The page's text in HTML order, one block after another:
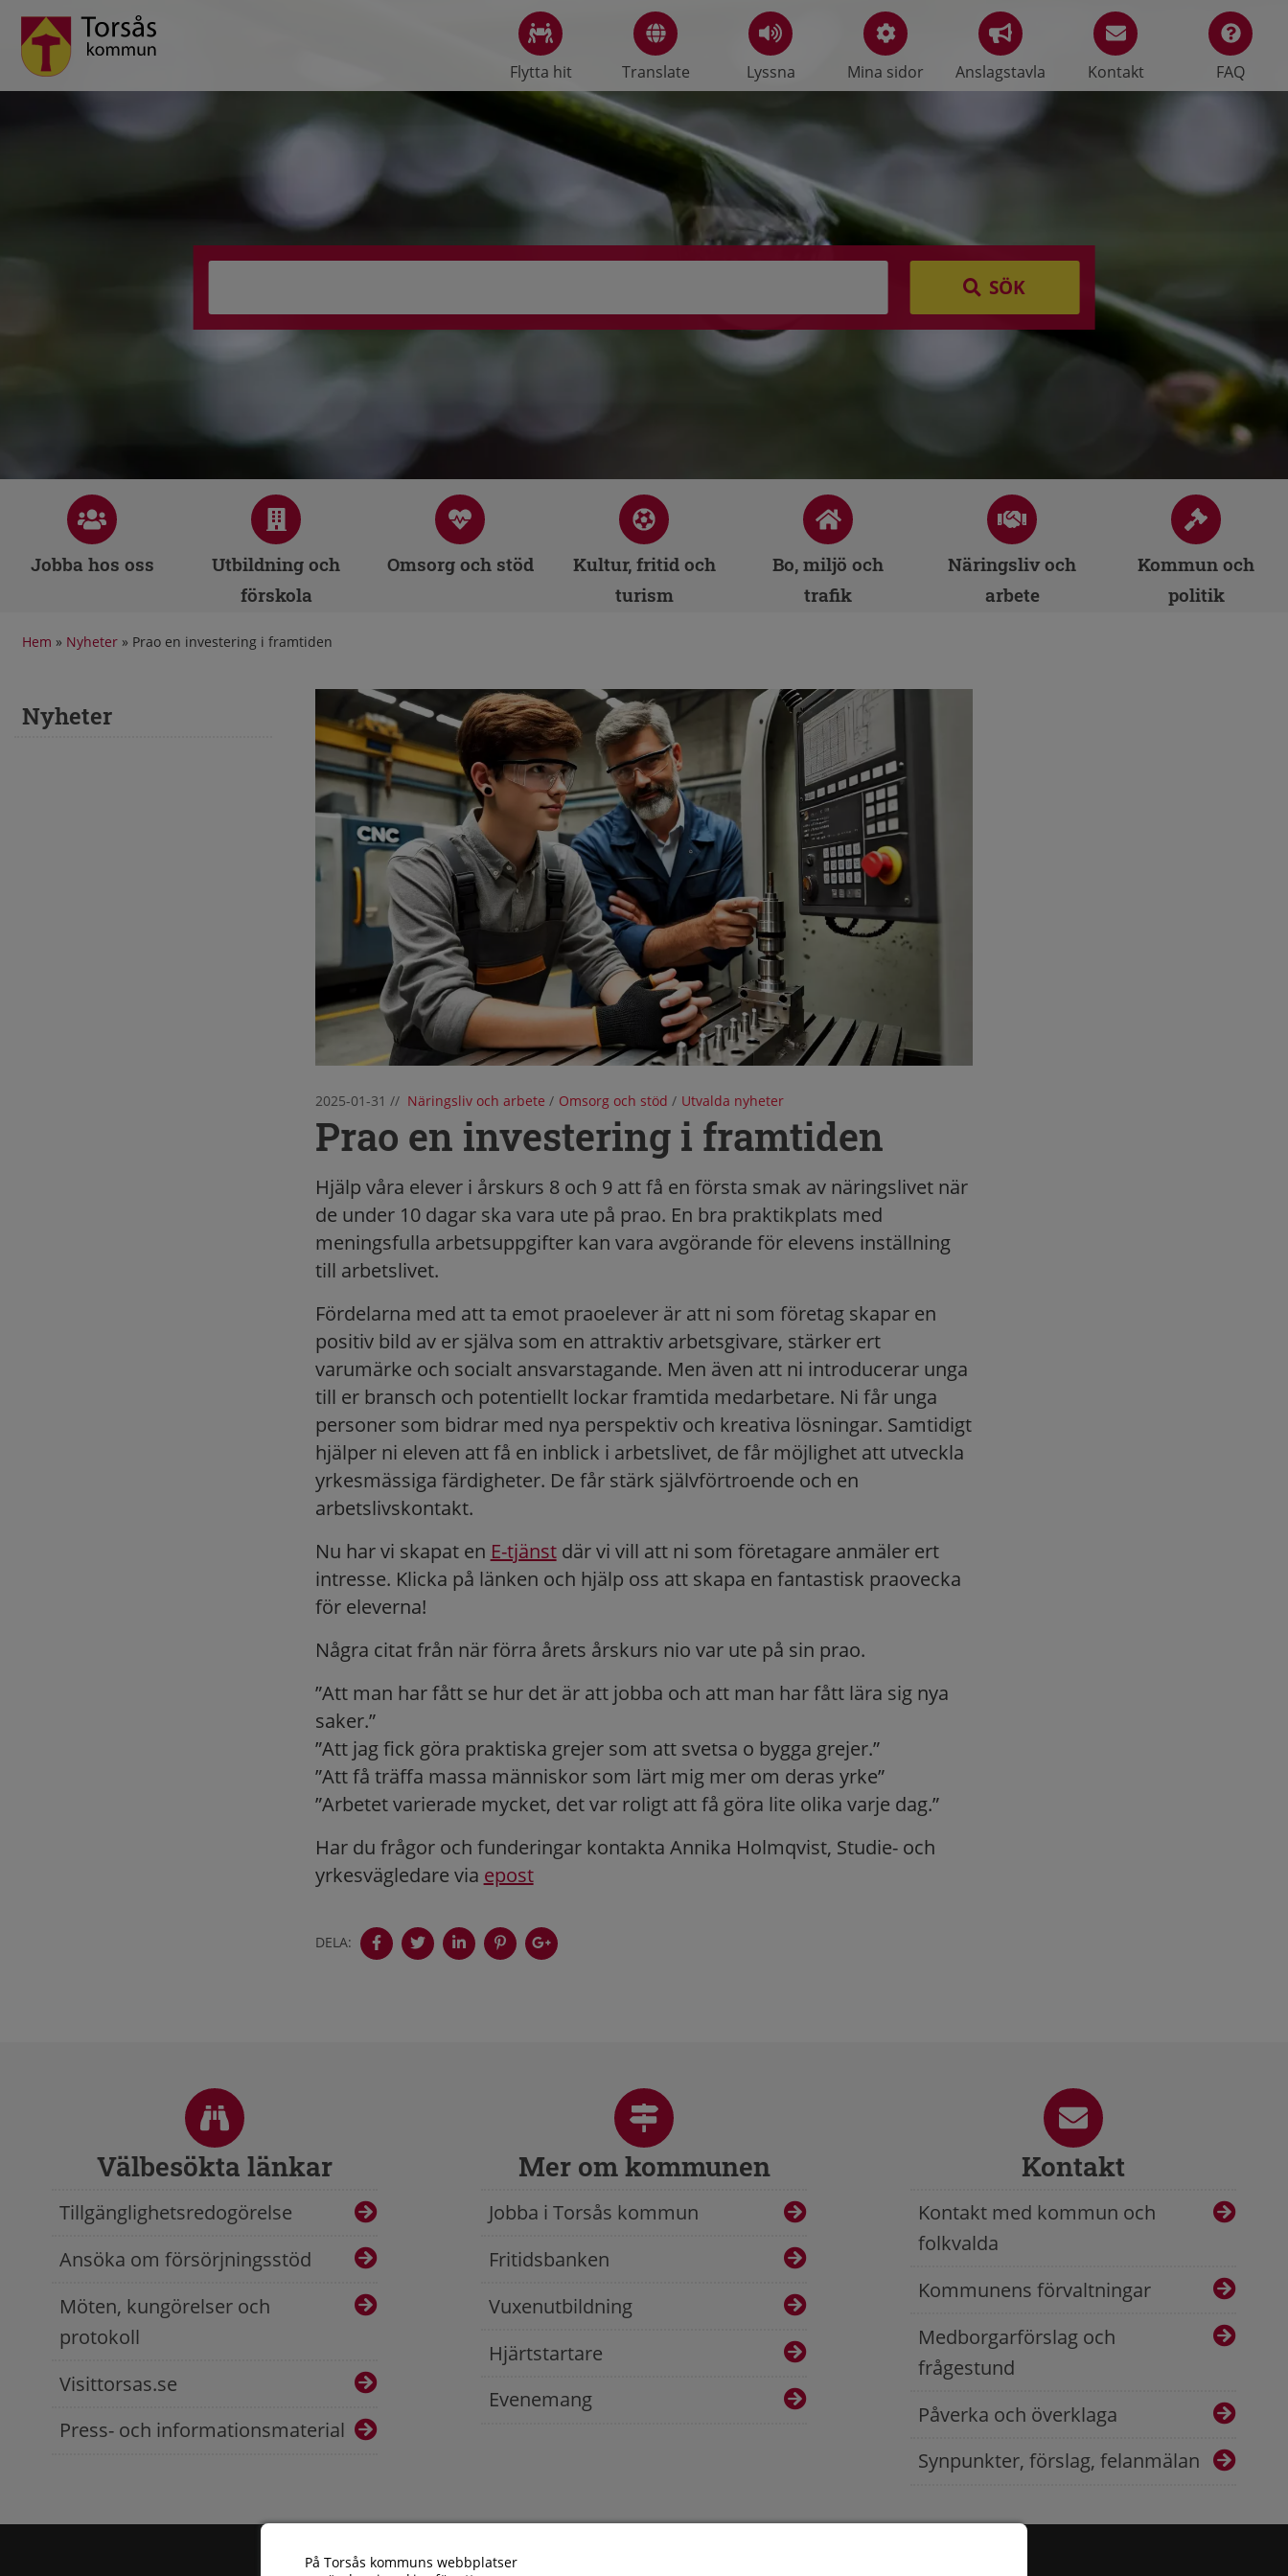
Flytta hit Translate Lyssna Mina sidor Anslagstavla Kontakt FAQ
SÖK
Jobba hos oss
Utbildning och
förskola
Omsorg och stöd
Kultur, fritid och
turism
Bo, miljö och
trafik
Näringsliv och
arbete
Kommun och
politik
Hem » Nyheter » Prao en investering i framtiden
Nyheter
2025-01-31 // Näringsliv och arbete / Omsorg och stöd / Utvalda nyheter
Prao en investering i framtiden
Hjälp våra elever i årskurs 8 och 9 att få en första smak av näringslivet när
de under 10 dagar ska vara ute på prao. En bra praktikplats med
meningsfulla arbetsuppgifter kan vara avgörande för elevens inställning
till arbetslivet.
Fördelarna med att ta emot praoelever är att ni som företag skapar en
positiv bild av er själva som en attraktiv arbetsgivare, stärker ert
varumärke och socialt ansvarstagande. Men även att ni introducerar unga
till er bransch och potentiellt lockar framtida medarbetare. Ni får unga
personer som bidrar med nya perspektiv och kreativa lösningar. Samtidigt
hjälper ni eleven att få en inblick i arbetslivet, de får möjlighet att utveckla
yrkesmässiga färdigheter. De får stärk självförtroende och en
arbetslivskontakt.
Nu har vi skapat en E-tjänstdär vi vill att ni som företagare anmäler ert
intresse. Klicka på länken och hjälp oss att skapa en fantastisk praovecka
för eleverna!
Några citat från när förra årets årskurs nio var ute på sin prao.
”Att man har fått se hur det är att jobba och att man har fått lära sig nya
saker.”
”Att jag fick göra praktiska grejer som att svetsa o bygga grejer.”
”Att få träffa massa människor som lärt mig mer om deras yrke”
”Arbetet varierade mycket, det var roligt att få göra lite olika varje dag.”
Har du frågor och funderingar kontakta Annika Holmqvist, Studie- och
yrkesvägledare via epost
DELA:
På Torsås kommuns webbplatser
Välbesökta länkar
Tillgänglighetsredogörelse
Ansöka om försörjningsstöd
Möten, kungörelser och
protokoll
Visittorsas.se
Press- och informationsmaterial
Mer om kommunen
Jobba i Torsås kommun
Fritidsbanken
Vuxenutbildning
Hjärtstartare
Evenemang
Kontakt
Kontakt med kommun och
folkvalda
Kommunens förvaltningar
Medborgarförslag och
frågestund
Påverka och överklaga
Synpunkter, förslag, felanmälan